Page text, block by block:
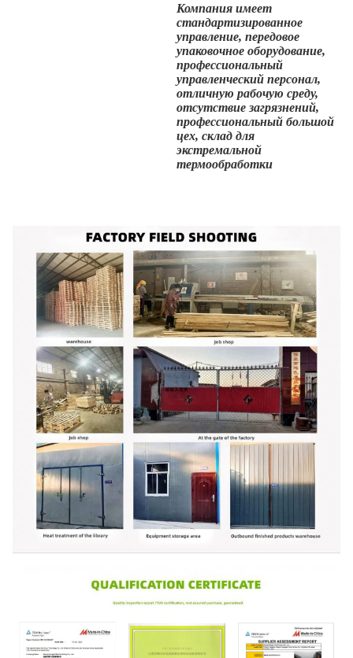
Компания имеет
стандартизированное
управление, передовое
упаковочное оборудование,
профессиональный
управленческий персонал,
отличную рабочую среду,
отсутствие загрязнений,
профессиональный большой
цех, склад для
экстремальной
термообработки